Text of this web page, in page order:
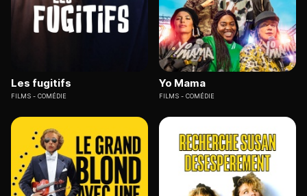
Les fugitifs
FILMS COMÉDIE
Yo Mama
FILMS COMÉDIE